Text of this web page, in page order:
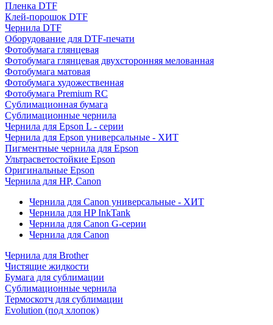
Пленка DTF
Клей-порошок DTF
Чернила DTF
Оборудование для DTF-печати
Фотобумага глянцевая
Фотобумага глянцевая двухсторонняя мелованная
Фотобумага матовая
Фотобумага художественная
Фотобумага Premium RC
Сублимационная бумага
Сублимационные чернила
Чернила для Epson L - серии
Чернила для Epson универсальные - ХИТ
Пигментные чернила для Epson
Ультрасветостойкие Epson
Оригинальные Epson
Чернила для HP, Canon
Чернила для Canon универсальные - ХИТ
Чернила для HP InkTank
Чернила для Canon G-серии
Чернила для Canon
Чернила для Brother
Чистящие жидкости
Бумага для сублимации
Сублимационные чернила
Термоскотч для сублимации
Evolution (под хлопок)